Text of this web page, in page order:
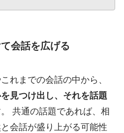
会話を広げる
れまでの会話の中から、
見つけ出し、それを話題
共通の話題であれば、相
会話が盛り上がる可能性